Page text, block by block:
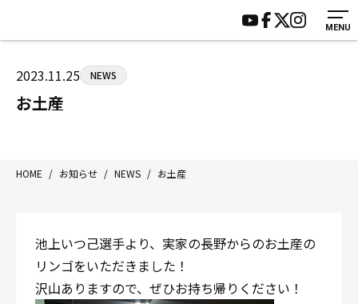
MENU
八王子中屋ボクシングジム
〒192-0072 東京都八王子市南町3-8 第2原嶋ビル1F
Tel/Fax：042-622-7222
HOME
ジムについて
入会案内
施設紹介
2023.11.25 NEWS
お土産
HOME / お知らせ / NEWS / お土産
池上いつ己選手より、実家の長野からのお土産の
リンゴをいただきました！
沢山ありますので、ぜひお持ち帰りください！